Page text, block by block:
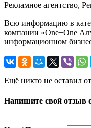
Рекламное агентство,
Всю информацию в
компании «One+One
информационном
Ещё никто не оставил
Напишите свой отзыв